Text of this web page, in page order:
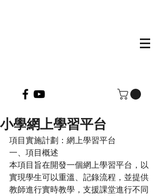
小學網上學習平台
項目實施計劃：網上學習平台
一、項目概述
本項目旨在開發一個網上學習平台，以
實現學生可以重溫、記錄流程，並提供
教師進行實時教學，支援課堂進行不同